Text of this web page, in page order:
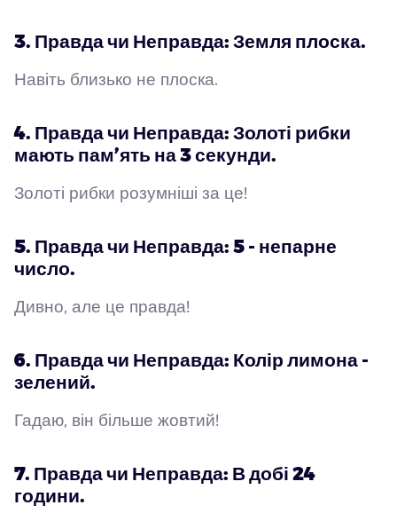
3. Правда чи Неправда: Земля плоска.
Навіть близько не плоска.
4. Правда чи Неправда: Золоті рибки
мають пам’ять на 3 секунди.
Золоті рибки розумніші за це!
5. Правда чи Неправда: 5 - непарне
число.
Дивно, але це правда!
6. Правда чи Неправда: Колір лимона -
зелений.
Гадаю, він більше жовтий!
7. Правда чи Неправда: В добі 24
години.